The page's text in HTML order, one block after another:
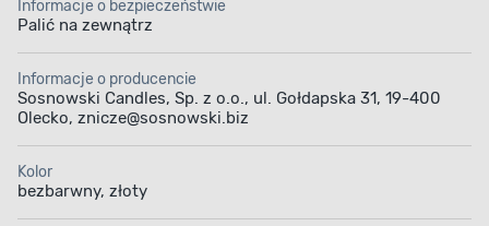
Informacje o bezpieczeństwie
Palić na zewnątrz
Informacje o producencie
Sosnowski Candles, Sp. z o.o., ul. Gołdapska 31, 19-400
Olecko, znicze@sosnowski.biz
Kolor
bezbarwny, złoty